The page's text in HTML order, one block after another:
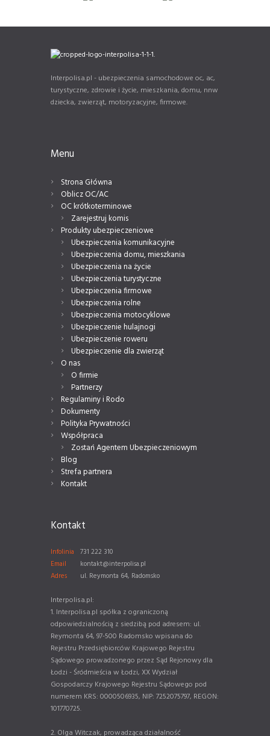
Interpolisa.pl - ubezpieczenia samochodowe oc, ac,
turystyczne, zdrowie i życie, mieszkania, domu, nnw
dziecka, zwierząt, motoryzacyjne, firmowe.
Menu
Strona Główna
Oblicz OC/AC
OC krótkoterminowe
Zarejestruj komis
Produkty ubezpieczeniowe
Ubezpieczenia komunikacyjne
Ubezpieczenia domu, mieszkania
Ubezpieczenia na życie
Ubezpieczenia turystyczne
Ubezpieczenia firmowe
Ubezpieczenia rolne
Ubezpieczenia motocyklowe
Ubezpieczenie hulajnogi
Ubezpieczenie roweru
Ubezpieczenie dla zwierząt
O nas
O firmie
Partnerzy
Regulaminy i Rodo
Dokumenty
Polityka Prywatności
Współpraca
Zostań Agentem Ubezpieczeniowym
Blog
Strefa partnera
Kontakt
Kontakt
Infolinia
731 222 310
Email
kontakt@interpolisa.pl
Adres
ul. Reymonta 64, Radomsko
Interpolisa.pl:
1. Interpolisa.pl spółka z ograniczoną
odpowiedzialnością z siedzibą pod adresem: ul.
Reymonta 64, 97-500 Radomsko wpisana do
Rejestru Przedsiębiorców Krajowego Rejestru
Sądowego prowadzonego przez Sąd Rejonowy dla
Łodzi - Śródmieścia w Łodzi, XX Wydział
Gospodarczy Krajowego Rejestru Sądowego pod
numerem KRS: 0000506935, NIP: 7252075797, REGON:
101770725.
2. Olga Witczak, prowadząca działalność